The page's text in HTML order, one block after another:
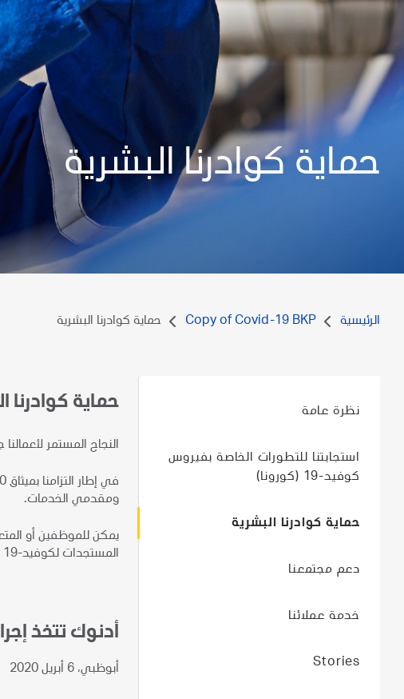
حماية كوادرنا البشرية
الرئيسية Copy of Covid-19 BKP حماية كوادرنا البشرية
حماية كوادرنا
النجاح المستمر
ومقدمي الخدمات.
يمكن للموظفين أو
المستجدات لكوفيد-19 من خلال التواصل مع دائرة الموارد البشرية أو دائرة المشتريات. في الوقت الحالي، يمكن الرجوع إلى القائمة أدناه للأسئلة الشائعة.
أدنوك تتخذ
أبوظبي، 6 أبريل 2020
نظرة عامة
استجابتنا للتطورات الخاصة بفيروس
كوفيد-19 (كورونا)
حماية كوادرنا البشرية
دعم مجتمعنا
خدمة عملائنا
Stories